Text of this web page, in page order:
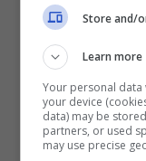
questa
che l’utente
formale.
Store and/
Learn more
Your personal
your device
data) may be
partners, or used
may use precise